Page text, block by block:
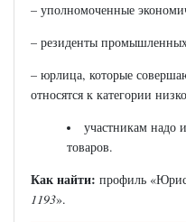
– уполномоченные
– резиденты промышленных
– юрлица, которые
относятся к категории
участникам надо
товаров.
Как найти: профиль
1193».